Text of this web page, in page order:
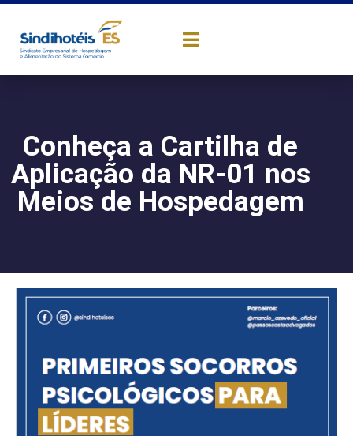
Conheça a Cartilha de
Aplicação da NR-01 nos
Meios de Hospedagem